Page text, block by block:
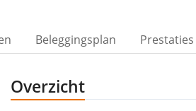
Beleggingsplan Prestaties
Overzicht